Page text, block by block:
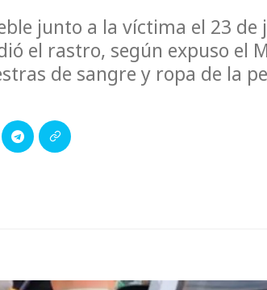
junto a la víctima el 23 de
el rastro, según expuso el
de sangre y ropa de la